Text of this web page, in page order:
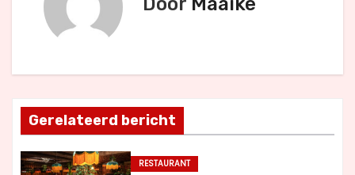
h
t
n
Gerelateerd bericht
RESTAURANT